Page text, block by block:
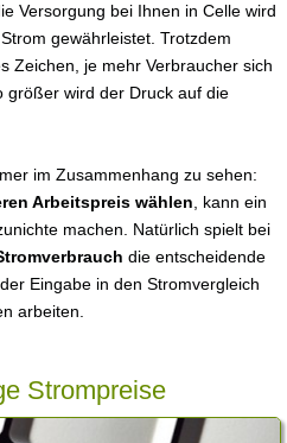
Versorgung bei Ihnen in Celle wird
gewährleistet. Trotzdem
Zeichen, je mehr Verbraucher sich
größer wird der Druck auf die
im Zusammenhang zu sehen:
Arbeitspreis wählen , kann ein
machen. Natürlich spielt bei
die entscheidende
Eingabe in den Stromvergleich
arbeiten.
Strompreise